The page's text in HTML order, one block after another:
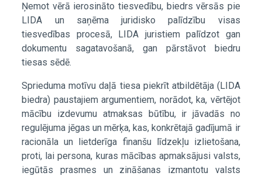
Ņemot vērā ierosināto tiesvedību, biedrs vērsās pie
LIDA un saņēma juridisko palīdzību visas
tiesvedības procesā, LIDA juristiem palīdzot gan
dokumentu sagatavošanā, gan pārstāvot biedru
tiesas sēdē.
Sprieduma motīvu daļā tiesa piekrīt atbildētāja (LIDA
biedra) paustajiem argumentiem, norādot, ka, vērtējot
mācību izdevumu atmaksas būtību, ir jāvadās no
regulējuma jēgas un mērķa, kas, konkrētajā gadījumā ir
racionāla un lietderīga finanšu līdzekļu izlietošana,
proti, lai persona, kuras mācības apmaksājusi valsts,
iegūtās prasmes un zināšanas izmantotu valsts